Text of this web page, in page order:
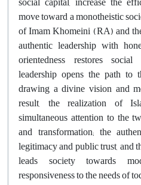
move toward a monotheistic
of Imam Khomeini (RA) and
authentic leadership with
orientedness restores
leadership opens the path
drawing a divine vision and
result, the realization of
simultaneous attention to the
and transformation; the
legitimacy and public trust, and
leads society towards
responsiveness to the needs of